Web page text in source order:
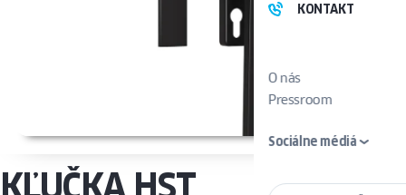
KONTAKT
O nás
Pressroom
Sociálne médiá